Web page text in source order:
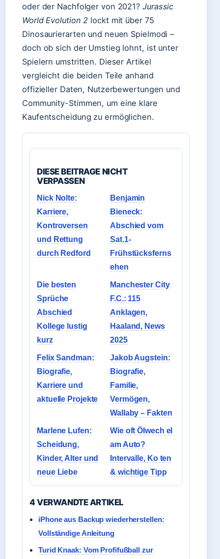
oder der Nachfolger von 2021? Jurassic
World Evolution 2 lockt mit über 75
Dinosaurierarten und neuen Spielmodi –
doch ob sich der Umstieg lohnt, ist unter
Spielern umstritten. Dieser Artikel
vergleicht die beiden Teile anhand
offizieller Daten, Nutzerbewertungen und
Community-Stimmen, um eine klare
Kaufentscheidung zu ermöglichen.
DIESE BEITRAGE NICHT
VERPASSEN
Nick Nolte:
Karriere,
Kontroversen
und Rettung
durch Redford
Benjamin
Bieneck:
Abschied vom
Sat.1-
Frühstücksferns
ehen
Die besten
Sprüche
Abschied
Kollege lustig
kurz
Manchester City
F.C.: 115
Anklagen,
Haaland, News
2025
Felix Sandman:
Biografie,
Karriere und
aktuelle Projekte
Jakob Augstein:
Biografie,
Familie,
Vermögen,
Wallaby – Fakten
Marlene Lufen:
Scheidung,
Kinder, Alter und
neue Liebe
Wie oft Ölwech el
am Auto?
Intervalle, Ko ten
& wichtige Tipp
4 VERWANDTE ARTIKEL
iPhone aus Backup wiederherstellen:
Vollständige Anleitung
Turid Knaak: Vom Profifußball zur